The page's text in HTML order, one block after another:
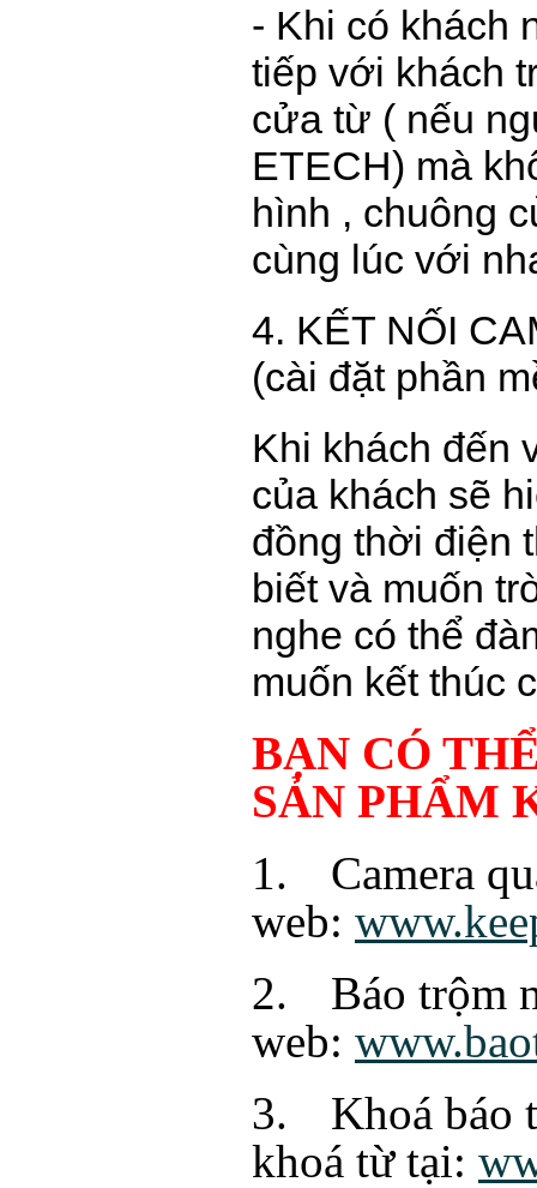
- Khi có khách
tiếp với khách
cửa từ ( nếu
ETECH) mà
hình , chuông
cùng lúc với
4. KẾT NỐI
(cài đặt phần
Khi khách đến
của khách sẽ
đồng thời điện
biết và muốn
nghe có thể
muốn kết thúc
BẠN CÓ
SẢN PHẨM
1.
Camera
web:
2.
Báo trộm
web:
3.
Khoá báo
khoá từ tại: